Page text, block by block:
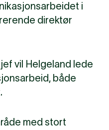
i
direktør
vil Helgeland lede
både
med stort